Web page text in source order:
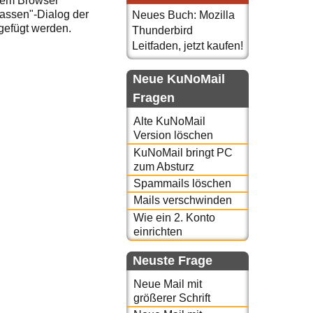
Dialog der
werden.
Neues Buch: Mozilla
Thunderbird
Leitfaden, jetzt kaufen!
Neue KuNoMail
Fragen
Alte KuNoMail
Version löschen
KuNoMail bringt PC
zum Absturz
Spammails löschen
Mails verschwinden
Wie ein 2. Konto
einrichten
Neuste Frage
Neue Mail mit
größerer Schrift